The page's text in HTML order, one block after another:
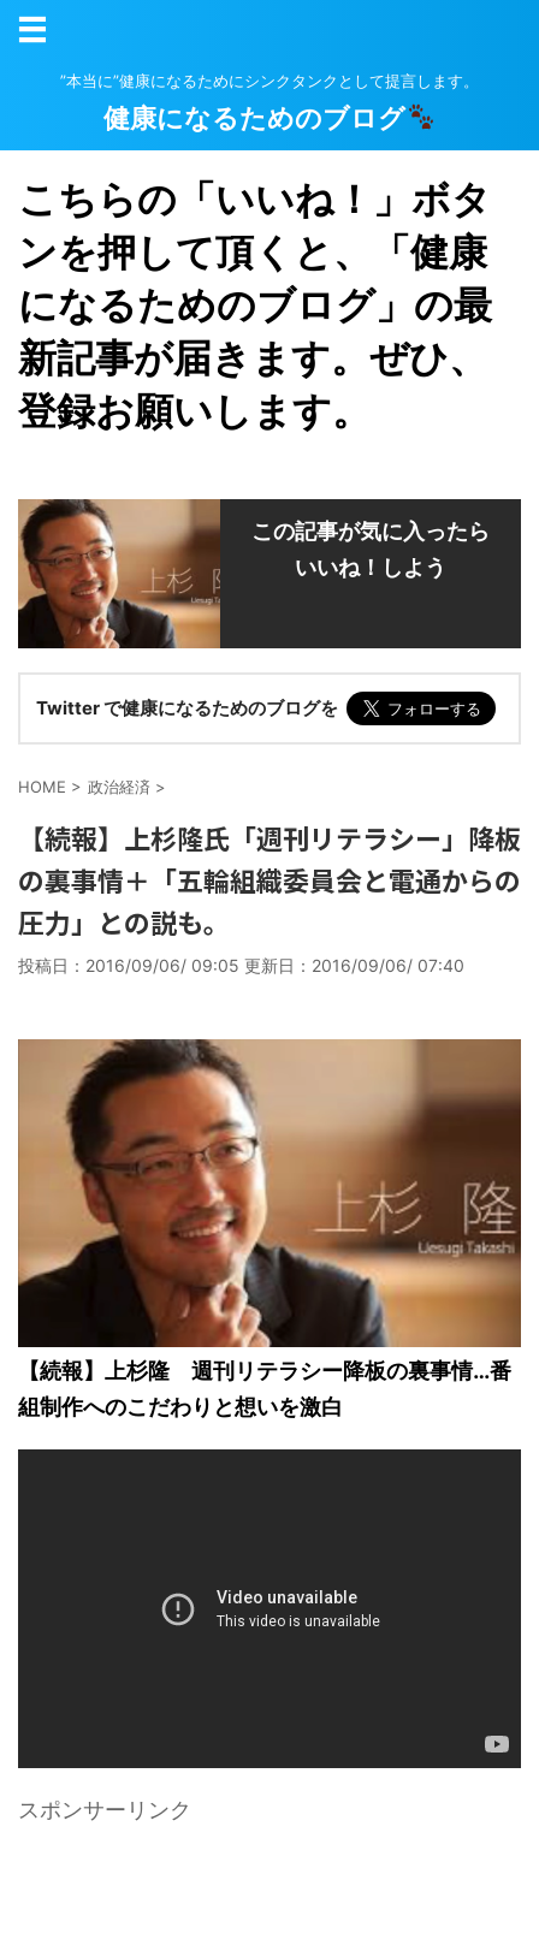
”本当に”健康になるためにシンクタンクとして提言します。
健康になるためのブログ
こちらの「いいね！」ボタ
ンを押して頂くと、「健康
になるためのブログ」の最
新記事が届きます。ぜひ、
登録お願いします。
この記事が気に入ったら
いいね！しよう
Twitter で健康になるためのブログを
HOME > 政治経済 >
【続報】上杉隆氏「週刊リテラシー」降板
の裏事情＋「五輪組織委員会と電通からの
圧力」との説も。
投稿日：2016/09/06/ 09:05 更新日： 2016/09/06/ 07:40
【続報】上杉隆 週刊リテラシー降板の裏事情…番
組制作へのこだわりと想いを激白
スポンサーリンク